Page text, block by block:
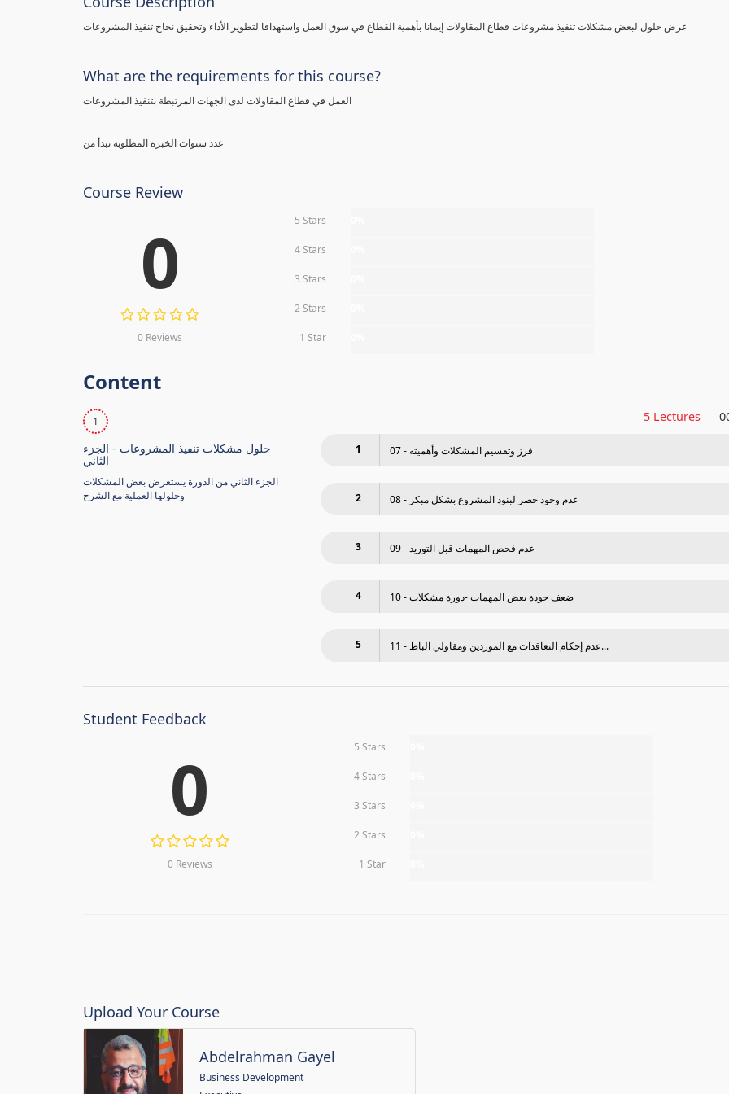
عرض حلول لبعض مشكلات تنفيذ مشروعات قطاع المقاولات إيمانا بأهمية القطاع في سوق العمل واستهدافا لتطوير الأداء وتحقيق نجاح تنفيذ المشروعات
What are the requirements for this course?
عدد سنوات الخبرة المطلوبة تبدأ من
Course Review
0
0 Reviews
5 Stars
4 Stars
3 Stars
2 Stars
1 Star
Content
1 5 Lectures
حلول مشكلات تنفيذ المشروعات - الجزء
الثاني
الجزء الثاني من الدورة يستعرض بعض المشكلات
وحلولها العملية مع الشرح
1 07 - فرز وتقسيم المشكلات وأهميته
2 08 - عدم وجود حصر لبنود المشروع بشكل مبكر
3 09 - عدم فحص المھمات قبل التوريد
4 10 - ضعف جودة بعض المھمات -دورة مشكلات
5 11 - عدم إحكام التعاقدات مع الموردين ومقاولي الباط...
Student Feedback
0
0 Reviews
5 Stars
4 Stars
3 Stars
2 Stars
1 Star
Upload Your Course
Abdelrahman Gayel
Business Development